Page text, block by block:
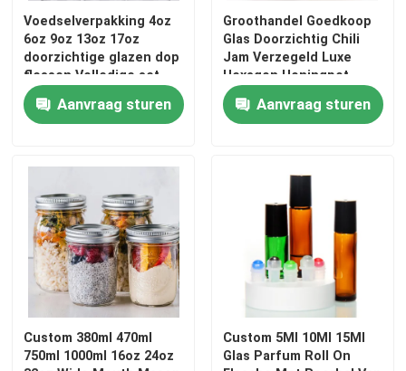
Thuis
Producten
Over ons
Voedselverpakking 4oz
6oz 9oz 13oz 17oz
doorzichtige glazen dop
flessen Volledige set
bevroren glazen pot met
metalen deksel
Aanvraag sturen
Groothandel Goedkoop
Glas Doorzichtig Chili
Jam Verzegeld Luxe
Hexagon Honingpot
Aanvraag sturen
Custom 380ml 470ml
750ml 1000ml 16oz 24oz
Custom 5Ml 10Ml 15Ml
Glas Parfum Roll On